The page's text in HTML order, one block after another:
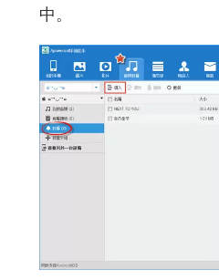
中。